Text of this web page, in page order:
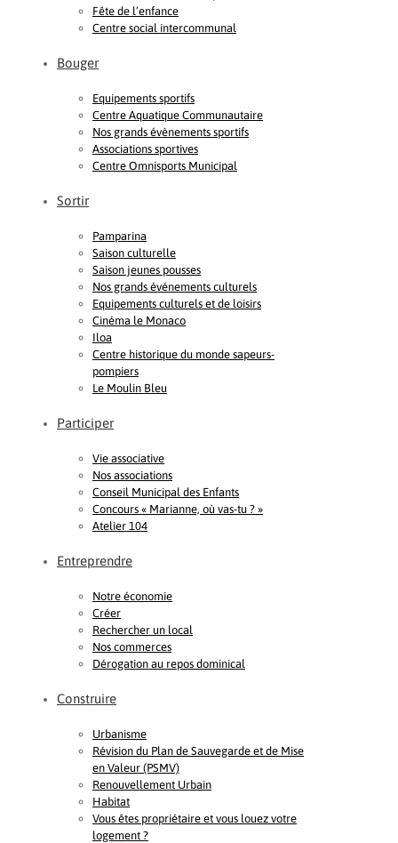
Fête de l’enfance
Centre social intercommunal
Bouger
Equipements sportifs
Centre Aquatique Communautaire
Nos grands évènements sportifs
Associations sportives
Centre Omnisports Municipal
Sortir
Pamparina
Saison culturelle
Saison jeunes pousses
Nos grands événements culturels
Equipements culturels et de loisirs
Cinéma le Monaco
Iloa
Centre historique du monde sapeurs-
pompiers
Le Moulin Bleu
Participer
Vie associative
Nos associations
Conseil Municipal des Enfants
Concours « Marianne, où vas-tu ? »
Atelier 104
Entreprendre
Notre économie
Créer
Rechercher un local
Nos commerces
Dérogation au repos dominical
Construire
Urbanisme
Révision du Plan de Sauvegarde et de Mise
en Valeur (PSMV)
Renouvellement Urbain
Habitat
Vous êtes propriétaire et vous louez votre
logement ?